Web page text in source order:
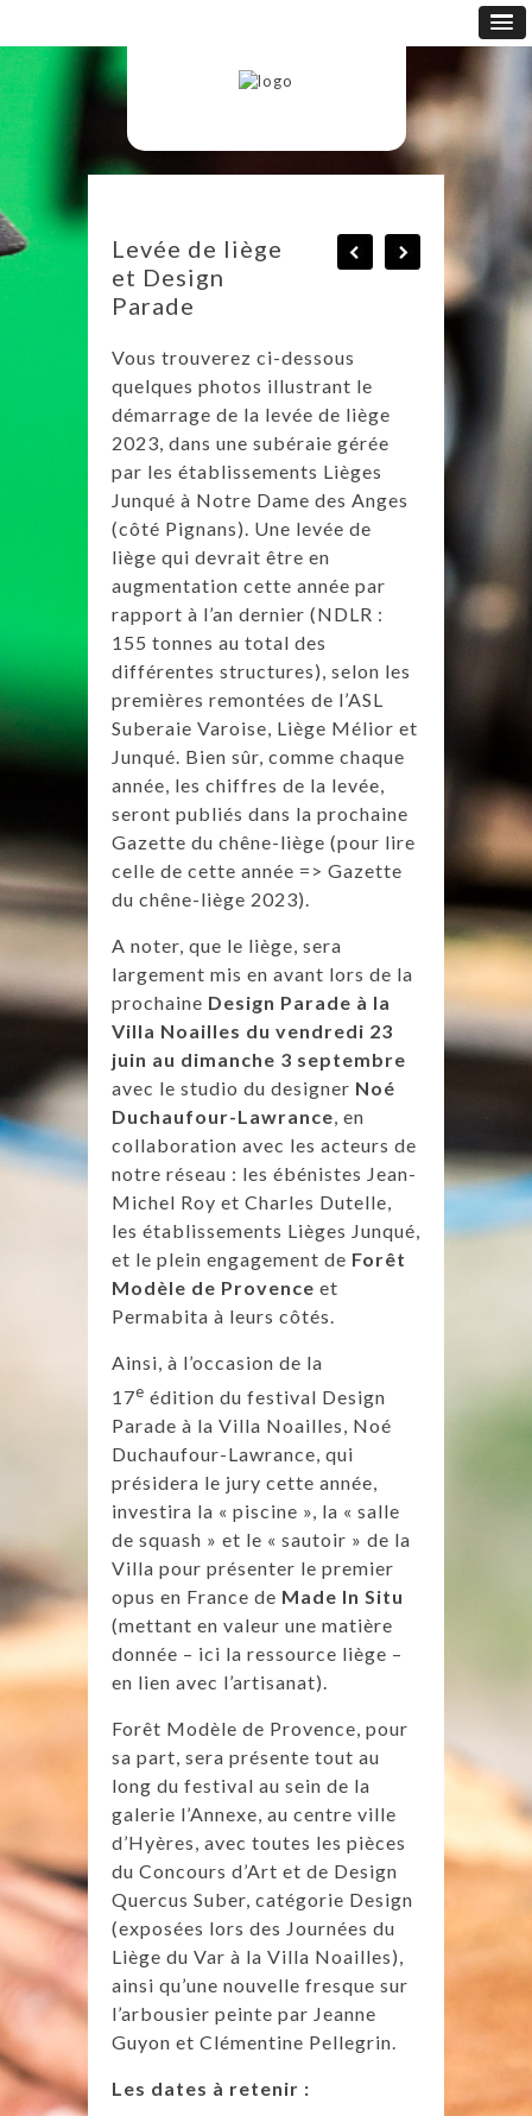
Levée de liège
et Design
Parade
Vous trouverez ci-dessous
quelques photos illustrant le
démarrage de la levée de liège
2023, dans une subéraie gérée
par les établissements Lièges
Junqué à Notre Dame des Anges
(côté Pignans). Une levée de
liège qui devrait être en
augmentation cette année par
rapport à l’an dernier (NDLR :
155 tonnes au total des
différentes structures), selon les
premières remontées de l’ASL
Suberaie Varoise, Liège Mélior et
Junqué. Bien sûr, comme chaque
année, les chiffres de la levée,
seront publiés dans la prochaine
Gazette du chêne-liège (pour lire
celle de cette année => Gazette
du chêne-liège 2023).
A noter, que le liège, sera
largement mis en avant lors de la
prochaine Design Parade à la
Villa Noailles du vendredi 23
juin au dimanche 3 septembre
avec le studio du designer Noé
Duchaufour-Lawrance , en
collaboration avec les acteurs de
notre réseau : les ébénistes Jean-
Michel Roy et Charles Dutelle,
les établissements Lièges Junqué,
et le plein engagement de Forêt
Modèle de Provence et
Permabita à leurs côtés.
Ainsi, à l’occasion de la
17e édition du festival Design
Parade à la Villa Noailles, Noé
Duchaufour-Lawrance, qui
présidera le jury cette année,
investira la « piscine », la « salle
de squash » et le « sautoir » de la
Villa pour présenter le premier
opus en France de Made In Situ
(mettant en valeur une matière
donnée – ici la ressource liège –
en lien avec l’artisanat).
Forêt Modèle de Provence, pour
sa part, sera présente tout au
long du festival au sein de la
galerie l’Annexe, au centre ville
d’Hyères, avec toutes les pièces
du Concours d’Art et de Design
Quercus Suber, catégorie Design
(exposées lors des Journées du
Liège du Var à la Villa Noailles),
ainsi qu’une nouvelle fresque sur
l’arbousier peinte par Jeanne
Guyon et Clémentine Pellegrin.
Les dates à retenir :